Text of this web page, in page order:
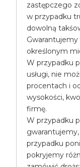
zastępczego
w przypadku
dowolną
określonym
W przypadku
usługi, nie
procentach i
wysokości,
firmę.
W przypadku
przypadku
pokryjemy